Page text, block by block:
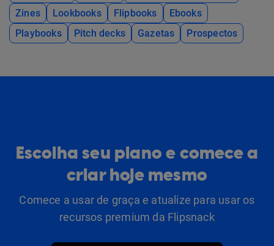
Zines
Lookbooks Flipbooks
Ebooks
Playbooks
Pitch decks Gazetas Prospectos
Escolha seu plano e comece a
criar hoje mesmo
Comece a usar de graça e atualize para usar os
recursos premium da Flipsnack